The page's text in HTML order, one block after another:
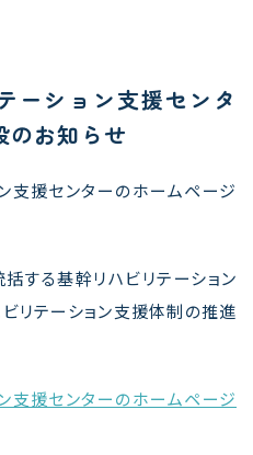
ーション支援センタ
お知らせ
支援センターのホームページ
する基幹リハビリテーション
リテーション支援体制の推進
支援センターのホームページ